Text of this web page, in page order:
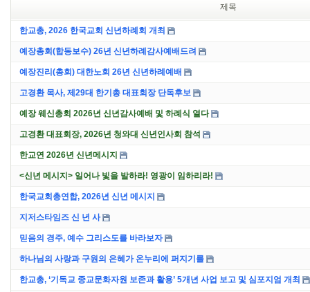
제목
한교총, 2026 한국교회 신년하례회 개최
예장총회(합동보수) 26년 신년하례감사예배드려
예장진리(총회) 대한노회 26년 신년하례예배
고경환 목사, 제29대 한기총 대표회장 단독후보
예장 웨신총회 2026년 신년감사예배 및 하례식 열다
고경환 대표회장, 2026년 청와대 신년인사회 참석
한교연 2026년 신년메시지
<신년 메시지> 일어나 빛을 발하라! 영광이 임하리라!
한국교회총연합, 2026년 신년 메시지
지저스타임즈 신 년 사
믿음의 경주, 예수 그리스도를 바라보자
하나님의 사랑과 구원의 은혜가 온누리에 퍼지기를
한교총, ‘기독교 종교문화자원 보존과 활용’ 5개년 사업 보고 및 심포지엄 개최